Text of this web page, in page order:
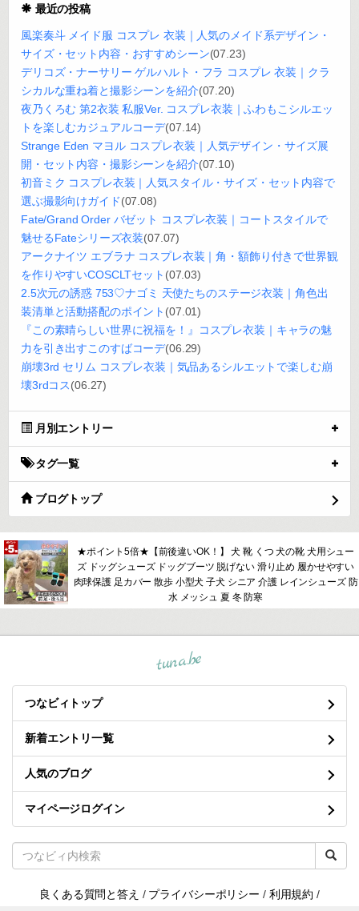
最近の投稿
風楽奏斗 メイド服 コスプレ 衣装｜人気のメイド系デザイン・
サイズ・セット内容・おすすめシーン(07.23)
デリコズ・ナーサリー ゲルハルト・フラ コスプレ 衣装｜クラ
シカルな重ね着と撮影シーンを紹介(07.20)
夜乃くろむ 第2衣装 私服Ver. コスプレ衣装｜ふわもこシルエッ
トを楽しむカジュアルコーデ(07.14)
Strange Eden マヨル コスプレ衣装｜人気デザイン・サイズ展
開・セット内容・撮影シーンを紹介(07.10)
初音ミク コスプレ衣装｜人気スタイル・サイズ・セット内容で
選ぶ撮影向けガイド(07.08)
Fate/Grand Order バゼット コスプレ衣装｜コートスタイルで
魅せるFateシリーズ衣装(07.07)
アークナイツ エブラナ コスプレ衣装｜角・額飾り付きで世界観
を作りやすいCOSCLTセット (07.03)
2.5次元の誘惑 753♡ナゴミ 天使たちのステージ衣装｜角色出
装清単と活動搭配のポイント (07.01)
『この素晴らしい世界に祝福を！』コスプレ衣装｜キャラの魅
力を引き出すこのすばコーデ(06.29)
崩壊3rd セリム コスプレ衣装｜気品あるシルエットで楽しむ崩
壊3rdコス(06.27)
月別エントリー
タグ一覧
ブログトップ
★ポイント5倍★【前後違いOK！】 犬 靴 くつ 犬の靴 犬用シュー
ズ ドッグシューズ ドッグブーツ 脱げない 滑り止め 履かせやすい
肉球保護 足カバー 散歩 小型犬 子犬 シニア 介護 レインシューズ 防
水 メッシュ 夏 冬 防寒
tuna.be
つなビィトップ
新着エントリ一覧
人気のブログ
マイページログイン
良くある質問と答え / プライバシーポリシー / 利用規約 /